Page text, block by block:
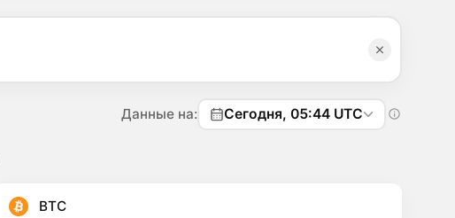
Данные на: Сегодня, 05:44 UTC
BTC